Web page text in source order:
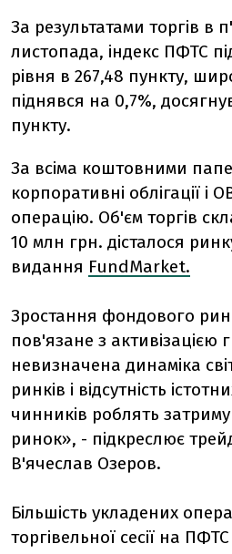
За результатами торгів в
листопада, індекс ПФТС
рівня в 267,48 пункту,
піднявся на 0,7%,
пункту.
За всіма коштовними
корпоративні облігації і
операцію. Об'єм торгів
10 млн грн. дісталося
видання FundMarket.
Зростання фондового
пов'язане з активізацією
невизначена динаміка
ринків і відсутність
чинників роблять
ринок», - підкреслює
В'ячеслав Озеров.
Більшість укладених
торгівельної сесії на